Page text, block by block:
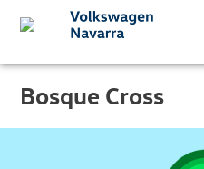
Bosque Cross